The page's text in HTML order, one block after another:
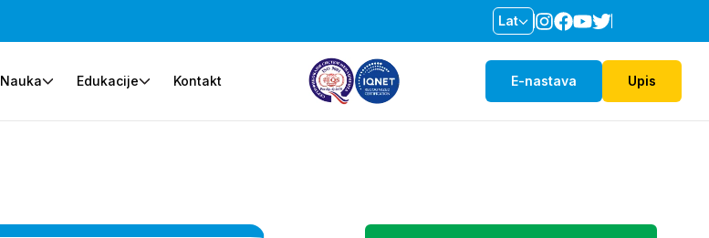
Lat
Nauka Edukacije Kontakt E-nastava Upis